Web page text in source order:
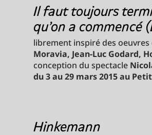
Il faut toujours
qu'on a commencé
librement inspiré des
Moravia, Jean-Luc Godard,
conception du spectacle
du 3 au 29 mars 2015 au
Hinkemann